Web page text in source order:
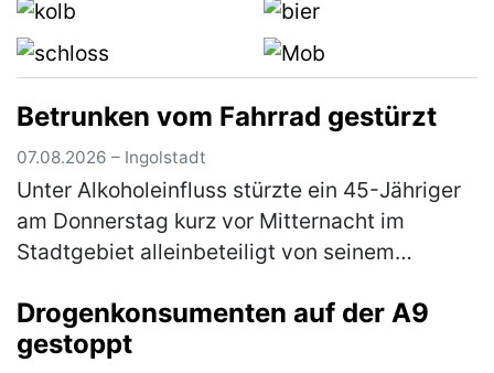
Neutraub…
Betrunken vom Fahrrad gestürzt
07.08.2026 – Ingolstadt
Unter Alkoholeinfluss stürzte ein 45-Jähriger
am Donnerstag kurz vor Mitternacht im
Stadtgebiet alleinbeteiligt von seinem
Frühlingstraße in Richtung Schloßlände.…
(mehr)
Drogenkonsumenten auf der A9
gestoppt